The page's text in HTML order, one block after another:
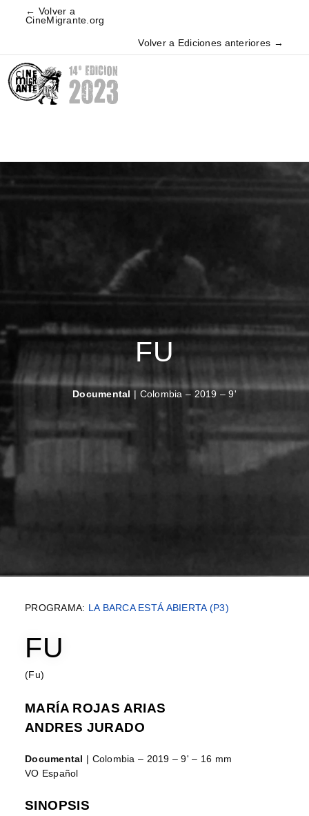
← Volver a
CineMigrante.org
Volver a Ediciones anteriores →
FU
Documental | Colombia – 2019 – 9'
PROGRAMA: LA BARCA ESTÁ ABIERTA (P3)
FU
(Fu)
MARÍA ROJAS ARIAS
ANDRES JURADO
Documental
| Colombia – 2019 – 9' – 16 mm
VO Español
SINOPSIS